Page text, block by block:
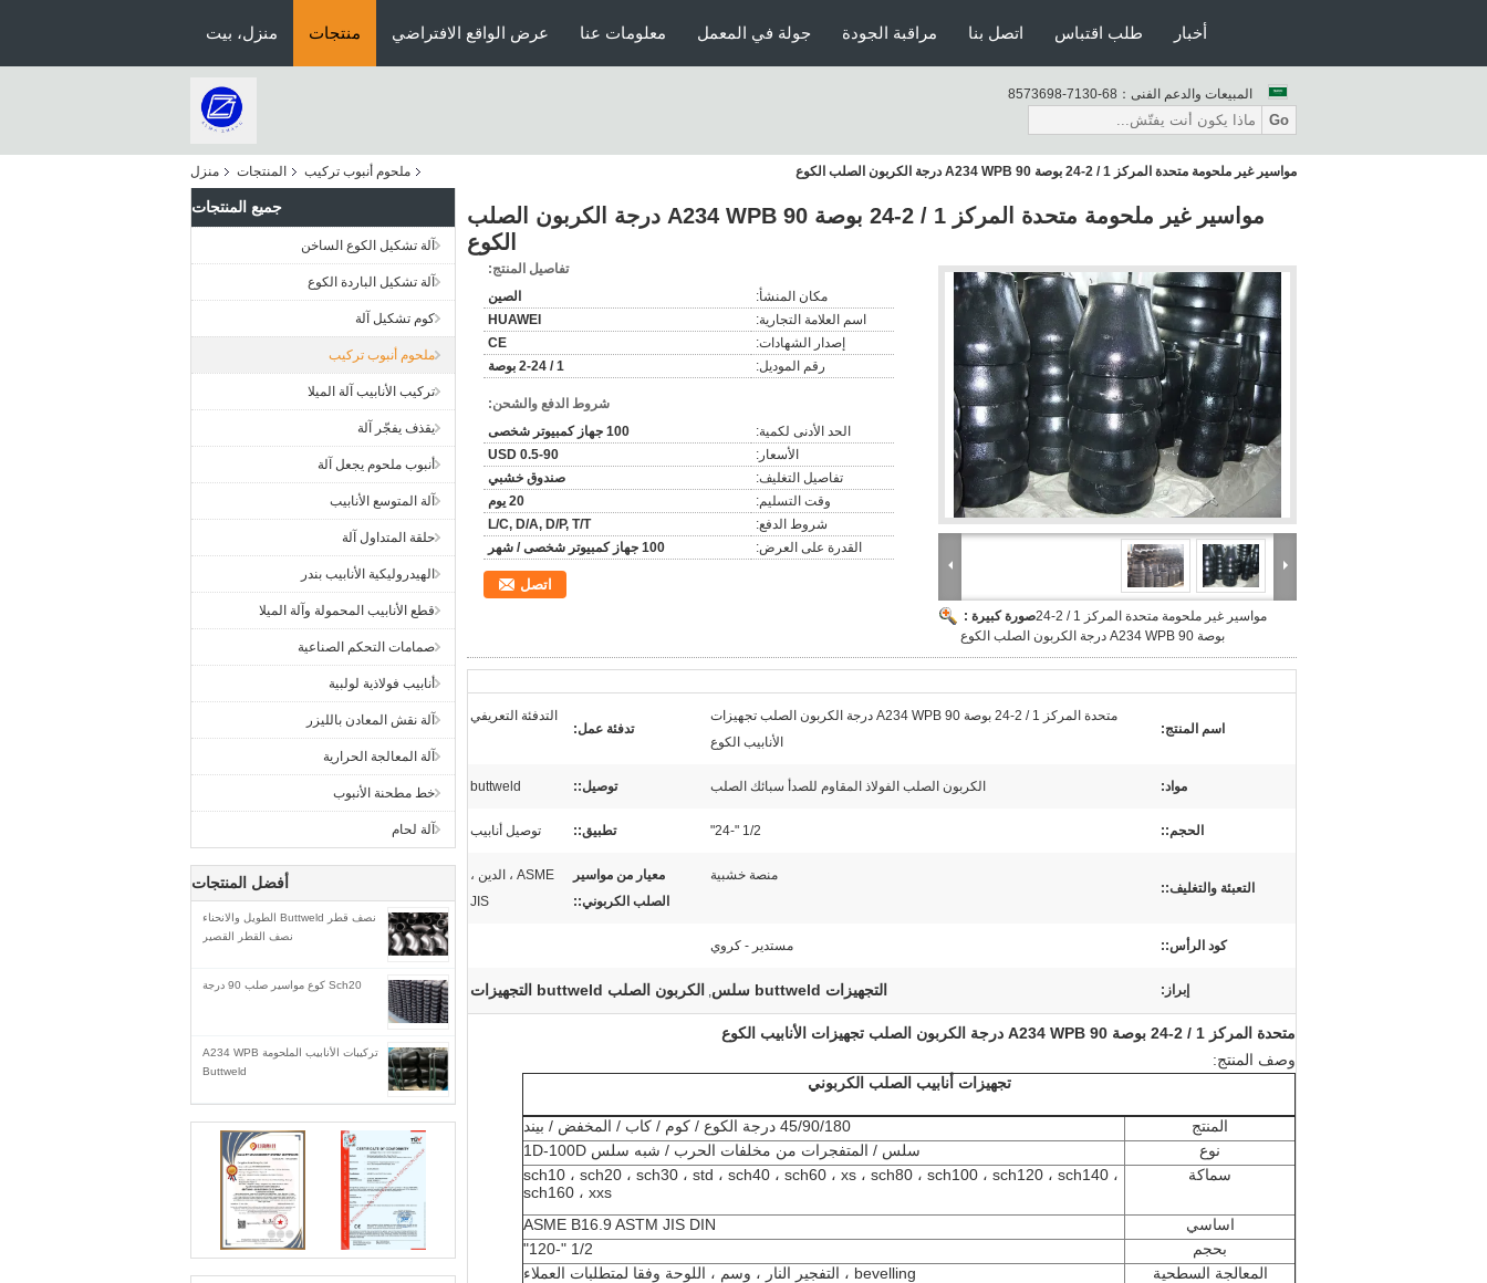
منزل، بيت منتجات عرض الواقع الافتراضي معلومات عنا جولة في المعمل مراقبة الجودة اتصل بنا طلب اقتباس أخبار
المبيعات والدعم الفنى： 86-0317-8963758
Go
منزل المنتجات ملحوم أنبوب تركيب مواسير غير ملحومة متحدة المركز 1 / 2-24 بوصة A234 WPB 90 درجة الكربون الصلب الكوع
جميع المنتجات
آلة تشكيل الكوع الساخن
آلة تشكيل الباردة الكوع
كوم تشكيل آلة
ملحوم أنبوب تركيب
تركيب الأنابيب آلة الميلا
يقذف يفجّر آلة
أنبوب ملحوم يجعل آلة
آلة المتوسع الأنابيب
حلقة المتداول آلة
الهيدروليكية الأنابيب بندر
قطع الأنابيب المحمولة وآلة الميلا
صمامات التحكم الصناعية
أنابيب فولاذية لولبية
آلة نقش المعادن بالليزر
آلة المعالجة الحرارية
خط مطحنة الأنبوب
آلة لحام
أفضل المنتجات
نصف قطر Buttweld الطويل والانحناء
نصف القطر القصير
Sch20 كوع مواسير صلب 90 درجة
تركيبات الأنابيب الملحومة A234 WPB
Buttweld
مواسير غير ملحومة متحدة المركز 1 / 2-24 بوصة A234 WPB 90 درجة الكربون الصلب
الكوع
صورة كبيرة :مواسير غير ملحومة متحدة المركز 1 / 2-24
بوصة A234 WPB 90 درجة الكربون الصلب الكوع
تفاصيل المنتج:
مكان المنشأ:
الصين
اسم العلامة التجارية:
HUAWEI
إصدار الشهادات:
CE
رقم الموديل:
1 / 2-24 بوصة
شروط الدفع والشحن:
الحد الأدنى لكمية:
100 جهاز كمبيوتر شخصى
الأسعار:
0.5-90 USD
تفاصيل التغليف:
صندوق خشبي
وقت التسليم:
20 يوم
شروط الدفع:
L/C, D/A, D/P, T/T
القدرة على العرض:
100 جهاز كمبيوتر شخصى / شهر
اتصل
اسم المنتج:
متحدة المركز 1 / 2-24 بوصة A234 WPB 90 درجة الكربون الصلب تجهيزات
الأنابيب الكوع
تدفئة عمل:
التدفئة التعريفي
مواد: الكربون الصلب الفولاذ المقاوم للصدأ سبائك الصلب توصيل:: buttweld
الحجم:: 1/2 "-24" تطبيق:: توصيل أنابيب
التعبئة والتغليف::
منصة خشبية
معيار من مواسير
الصلب الكربوني::
ASME ، الدين ،
JIS
كود الرأس:: مستدير - كروي
إبراز: التجهيزات buttweld سلس , الكربون الصلب buttweld التجهيزات
متحدة المركز 1 / 2-24 بوصة A234 WPB 90 درجة الكربون الصلب تجهيزات الأنابيب الكوع
وصف المنتج:
تجهيزات أنابيب الصلب الكربوني
المنتج
45/90/180 درجة الكوع / كوم / كاب / المخفض / بيند
نوع
سلس / المتفجرات من مخلفات الحرب / شبه سلس 1D-100D
سماكة
sch10 ، sch20 ، sch30 ، std ، sch40 ، sch60 ، xs ، sch80 ، sch100 ، sch120 ، sch140 ،
sch160 ، xxs
اساسي
ASME B16.9 ASTM JIS DIN
بحجم
1/2 "-120"
المعالجة السطحية
bevelling ، التفجير النار ، وسم ، اللوحة وفقا لمتطلبات العملاء